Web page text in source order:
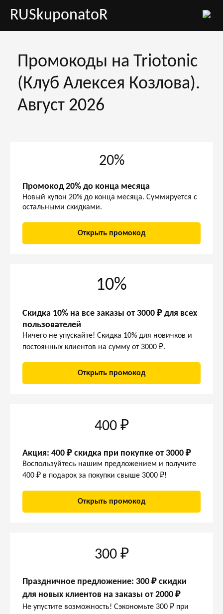
RUSkuponatoR
Промокоды на Triotonic
(Клуб Алексея Козлова).
Август 2026
20%
Промокод 20% до конца месяца
Новый купон 20% до конца месяца. Суммируется с
остальными скидками.
Открыть промокод
10%
Скидка 10% на все заказы от 3000 ₽ для всех
пользователей
Ничего не упускайте! Скидка 10% для новичков и
постоянных клиентов на сумму от 3000 ₽.
Открыть промокод
400 ₽
Акция: 400 ₽ скидка при покупке от 3000 ₽
Воспользуйтесь нашим предложением и получите
400 ₽ в подарок за покупки свыше 3000 ₽!
Открыть промокод
300 ₽
Праздничное предложение: 300 ₽ скидки
для новых клиентов на заказы от 2000 ₽
Не упустите возможность! Сэкономьте 300 ₽ при